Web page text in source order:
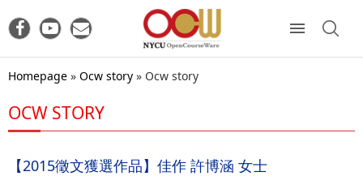
Homepage » Ocw story » Ocw story
OCW STORY
【2015徵文獲選作品】佳作 許博涵 女士